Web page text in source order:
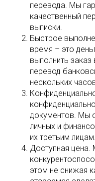
перевода. Мы
качественный
выписки.
Быстрое
время – это
выполнить
перевод
нескольких
документов. Мы
личных и
их третьим лицам.
Доступная
этом не снижая